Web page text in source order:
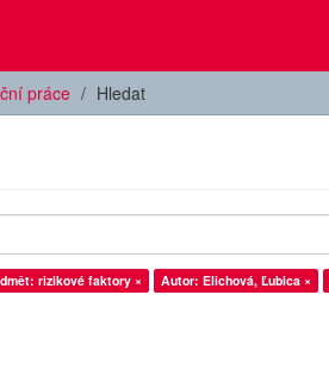
práce Hledat
rizikové faktory × Autor: Elichová, Ľubica ×